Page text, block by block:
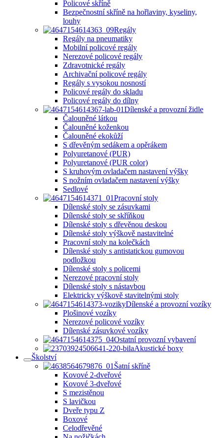
Policové skříně
Bezpečnostní skříně na hořlaviny, kyseliny,
louhy
Regály
Regály na pneumatiky
Mobilní policové regály
Nerezové policové regály
Zdravotnické regály
Archivační policové regály
Regály s vysokou nosností
Policové regály do skladu
Policové regály do dílny
Dílenské a provozní židle
Čalouněné látkou
Čalouněné koženkou
Čalouněné ekokůží
S dřevěným sedákem a opěrákem
Polyuretanové (PUR)
Polyuretanové (PUR color)
S kruhovým ovladačem nastavení výšky
S nožním ovladačem nastavení výšky
Sedlové
Pracovní stoly
Dílenské stoly se zásuvkami
Dílenské stoly se skříňkou
Dílenské stoly s dřevěnou deskou
Dílenské stoly výškově nastavitelné
Pracovní stoly na kolečkách
Dílenské stoly s antistatickou gumovou
podložkou
Dílenské stoly s policemi
Nerezové pracovní stoly
Dílenské stoly s nástavbou
Elektricky výškově stavitelnými stoly
Dílenské a provozní vozíky
Plošinové vozíky
Nerezové policové vozíky
Dílenské zásuvkové vozíky
Ostatní provozní vybavení
Akustické boxy
Školství
Šatní skříně
Kovové 2-dveřové
Kovové 3-dveřové
S mezistěnou
S lavičkou
Dveře typu Z
Boxové
Celodřevěné